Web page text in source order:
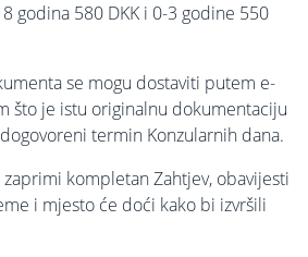
godina 580 DKK i 0-3 godine 550
se mogu dostaviti putem e-
što je istu originalnu dokumentaciju
termin Konzularnih dana.
kompletan Zahtjev, obavijesti
i mjesto će doći kako bi izvršili